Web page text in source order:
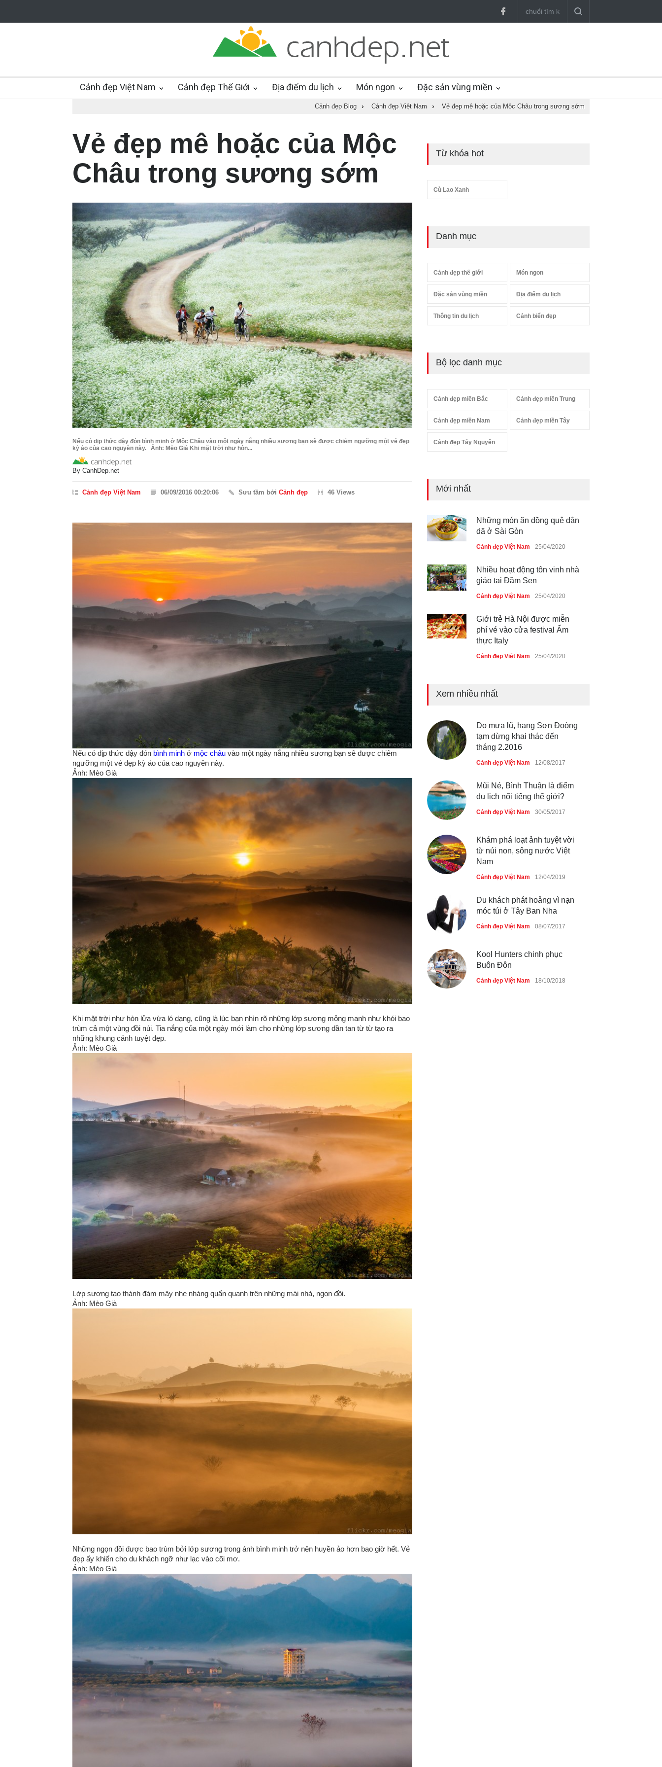
Cảnh đẹp Việt Nam Cảnh đẹp Thế Giới Địa điểm du lịch Món ngon Đặc sản vùng miền
Cảnh đẹp Blog › Cảnh đẹp Việt Nam › Vẻ đẹp mê hoặc của Mộc Châu trong sương sớm
Vẻ đẹp mê hoặc của Mộc
Châu trong sương sớm
Nếu có dịp thức dậy đón bình minh ở Mộc Châu vào một ngày nắng nhiều sương bạn sẽ được chiêm ngưỡng một vẻ đẹp
kỳ ảo của cao nguyên này. Ảnh: Mèo Già Khi mặt trời như hòn...
By CanhDep.net
Cảnh đẹp Việt Nam 06/09/2016 00:20:06 Sưu tầm bởi Cảnh đẹp 46 Views
Nếu có dịp thức dậy đón bình minh ở mộc châu vào một ngày nắng nhiều sương bạn sẽ được chiêm
ngưỡng một vẻ đẹp kỳ ảo của cao nguyên này.
Ảnh: Mèo Già
Khi mặt trời như hòn lửa vừa ló dạng, cũng là lúc bạn nhìn rõ những lớp sương mỏng manh như khói bao
trùm cả một vùng đồi núi. Tia nắng của một ngày mới làm cho những lớp sương dần tan từ từ tạo ra
những khung cảnh tuyệt đẹp.
Ảnh: Mèo Già
Lớp sương tạo thành đám mây nhẹ nhàng quẩn quanh trên những mái nhà, ngọn đồi.
Ảnh: Mèo Già
Những ngọn đồi được bao trùm bởi lớp sương trong ánh bình minh trở nên huyền ảo hơn bao giờ hết. Vẻ
đẹp ấy khiến cho du khách ngỡ như lạc vào cõi mơ.
Ảnh: Mèo Già
Từ khóa hot
Cù Lao Xanh
Danh mục
Cảnh đẹp thế giới Món ngon
Đặc sản vùng miền Địa điểm du lịch
Thông tin du lịch Cảnh biển đẹp
Bộ lọc danh mục
Cảnh đẹp miền Bắc Cảnh đẹp miền Trung
Cảnh đẹp miền Nam Cảnh đẹp miền Tây
Cảnh đẹp Tây Nguyên
Mới nhất
dã ở Sài Gòn
Cảnh đẹp Việt Nam
giáo tại Đầm Sen
Cảnh đẹp Việt Nam 25/04/2020
phí vé vào cửa festival Ẩm
thực Italy
Cảnh đẹp Việt Nam
Cảnh đẹp Việt Nam
du lịch quốc gia
Cảnh đẹp Việt Nam
Xem nhiều nhất
Do mưa lũ, hang Sơn Đoòng
tạm dừng khai thác đến
tháng 2.2016
Cảnh đẹp Việt Nam 12/08/2017
Mũi Né, Bình Thuận là điểm
du lịch nổi tiếng thế giới?
Cảnh đẹp Việt Nam 30/05/2017
Khám phá loạt ảnh tuyệt vời
từ núi non, sông nước Việt
Nam
Cảnh đẹp Việt Nam 12/04/2019
Du khách phát hoảng vì nạn
móc túi ở Tây Ban Nha
Cảnh đẹp Việt Nam 08/07/2017
Kool Hunters chinh phục
Buôn Đôn
Cảnh đẹp Việt Nam 18/10/2018